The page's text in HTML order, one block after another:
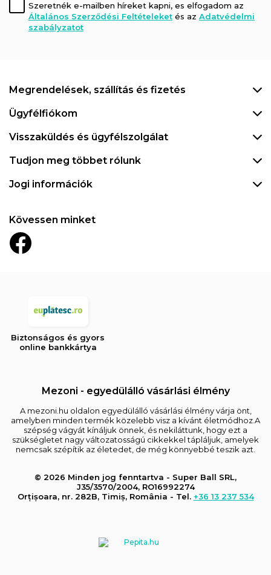
Szeretnék e-mailben híreket kapni, es elfogadom az
Általános Szerződési Feltételeket és az Adatvédelmi
szabályzatot
Megrendelések, szállítás és fizetés
Ügyfélfiókom
Visszaküldés és ügyfélszolgálat
Tudjon meg többet rólunk
Jogi információk
Kövessen minket
Biztonságos és gyors
online bankkártya
Mezoni - egyedülálló vásárlási élmény
A mezoni.hu oldalon egyedülálló vásárlási élmény várja önt,
amelyben minden termék közelebb visz a kívánt életmódhoz.A
szépség vágyát kínáljuk önnek, és nekiláttunk, hogy ezt a
szükségletet nagy változatosságú cikkekkel tápláljuk, amelyek
nemcsak szépítik az életedet, de még könnyebbé teszik azt.
© 2026 Minden jog fenntartva - Super Ball SRL,
J35/3570/2004, RO16992274
Orțișoara, nr. 282B, Timiș, România - Tel. +36 13 237 534